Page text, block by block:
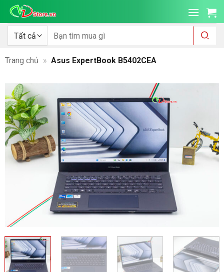
qua
dung
Tìm
kiếm:
Trang chủ » Asus ExpertBook B5402CEA